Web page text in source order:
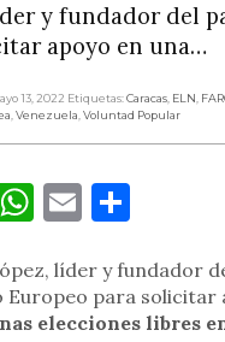
y fundador del
apoyo en una…
13, 2022 Etiquetas:Caracas, ELN,
,Venezuela,Voluntad Popular
WhatsApp
Email
líder y fundador
Europeo para solicitar
elecciones libres